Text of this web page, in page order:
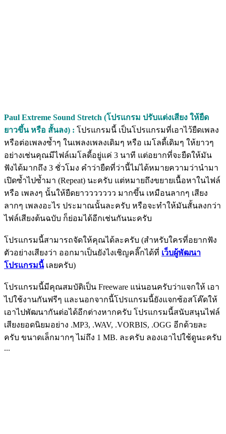
Paul Extreme Sound Stretch (โปรแกรม ปรับแต่งเสียง ให้ยืด
ยาวขึ้น หรือ สั้นลง) : โปรแกรมนี้ เป็นโปรแกรมที่เอาไว้ยืดเพลง
หรือต่อเพลงซ้ำๆ ในเพลงเพลงเดิมๆ หรือ เมโลดี้เดิมๆ ให้ยาวๆ
อย่างเช่นคุณมีไฟล์เมโลดี้อยู่แค่ 3 นาที แต่อยากที่จะยืดให้มัน
ฟังได้มากถึง 3 ชั่วโมง คำว่ายืดที่ว่านี้ไม่ได้หมายความว่านำมา
เปิดซ้ำไปซ้ำมา (Repeat) นะครับ แต่หมายถึงขยายเนื้อหาในไฟล์
หรือ เพลงๆ นั้นให้ยืดยาววววววว มากขึ้น เหมือนลากๆ เสียง
ลากๆ เพลงอะไร ประมาณนั้นละครับ หรือจะทำให้มันสั้นลงกว่า
ไฟล์เสียงต้นฉบับ ก็ย่อมได้อีกเช่นกันนะครับ
โปรแกรมนี้สามารถจัดให้คุณได้ละครับ (สำหรับใครที่อยากฟัง
ตัวอย่างเสียงว่า ออกมาเป็นยังไงเชิญคลิ๊กได้ที่ เว็บผู้พัฒนา
โปรแกรมนี้เลยครับ)
โปรแกรมนี้มีคุณสมบัติเป็น Freeware แน่นอนครับว่าแจกให้ เอา
ไปใช้งานกันฟรีๆ และนอกจากนี้โปรแกรมนี้ยังแจกซ้อสโค๊ดให้
เอาไปพัฒนากันต่อได้อีกต่างหากครับ โปรแกรมนี้สนับสนุนไฟล์
เสียงยอดนิยมอย่าง .MP3, .WAV, .VORBIS, .OGG อีกด้วยละ
ครับ ขนาดเล็กมากๆ ไม่ถึง 1 MB. ละครับ ลองเอาไปใช้ดูนะครับ
...